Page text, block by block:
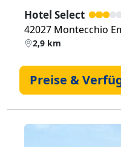
Hotel Select
42027 Montecchio
2,9 km
Preise &